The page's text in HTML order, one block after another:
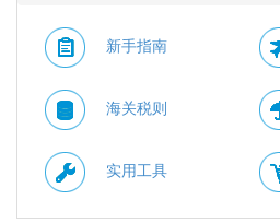
新手指南
海关税则
实用工具